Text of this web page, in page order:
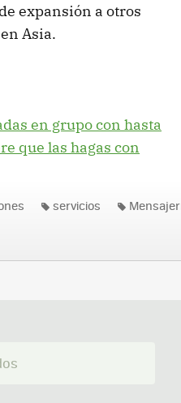
expansión a otros
Asia.
en grupo con hasta
que las hagas con
servicios